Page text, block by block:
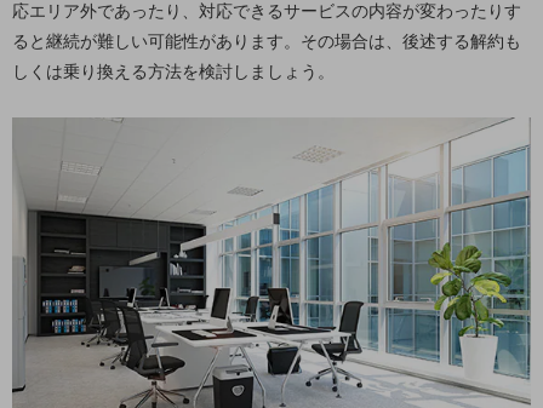
地域共創・地方創生
セキュリティ対策
遠隔監視
顧客体験（CX）改善
自動化・省電化
人材不足解消
業種・業態で探す
業種・業態で探すTOP
自治体
一次産業
応エリア外であったり、対応できるサービスの内容が変わったりす
ると継続が難しい可能性があります。その場合は、後述する解約も
しくは乗り換える方法を検討しましょう。